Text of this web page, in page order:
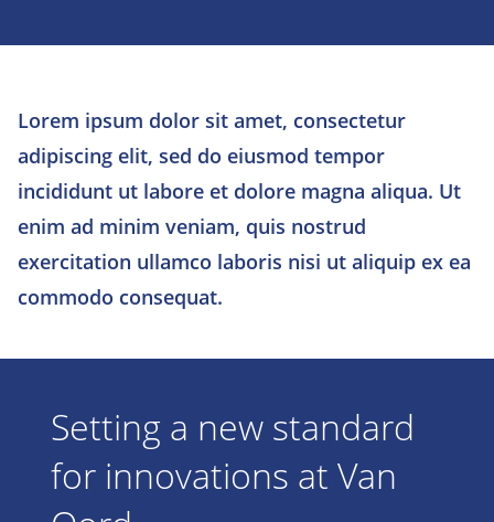
Lorem ipsum dolor sit amet, consectetur
adipiscing elit, sed do eiusmod tempor
incididunt ut labore et dolore magna aliqua. Ut
enim ad minim veniam, quis nostrud
exercitation ullamco laboris nisi ut aliquip ex ea
commodo consequat.
Setting a new standard
for innovations at Van